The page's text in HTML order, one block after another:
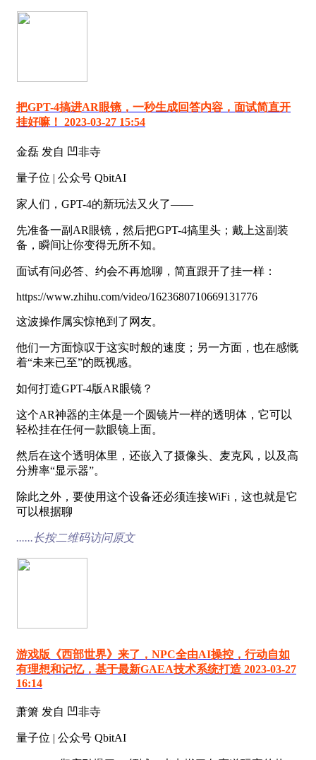
把GPT-4搞进AR眼镜，一秒生成回答内容，面试简直开
挂好嘛！ 2023-03-27 15:54
金磊 发自 凹非寺
量子位 | 公众号 QbitAI
家人们，GPT-4的新玩法又火了——
先准备一副AR眼镜，然后把GPT-4搞里头；戴上这副装
备，瞬间让你变得无所不知。
面试有问必答、约会不再尬聊，简直跟开了挂一样：
https://www.zhihu.com/video/1623680710669131776
这波操作属实惊艳到了网友。
他们一方面惊叹于这实时般的速度；另一方面，也在感慨
着“未来已至”的既视感。
如何打造GPT-4版AR眼镜？
这个AR神器的主体是一个圆镜片一样的透明体，它可以
轻松挂在任何一款眼镜上面。
然后在这个透明体里，还嵌入了摄像头、麦克风，以及高
分辨率“显示器”。
除此之外，要使用这个设备还必须连接WiFi，这也就是它
可以根据聊
......长按二维码访问原文
游戏版《西部世界》来了，NPC全由AI操控，行动自如
有理想和记忆，基于最新GAEA技术系统打造 2023-03-27
16:14
萧箫 发自 凹非寺
量子位 | 公众号 QbitAI